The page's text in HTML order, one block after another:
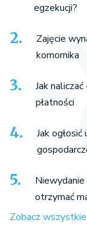
egzekucji?
Zajęcie
komornika
Jak
płatności
Jak
otrzymać
Zobacz wszystkie